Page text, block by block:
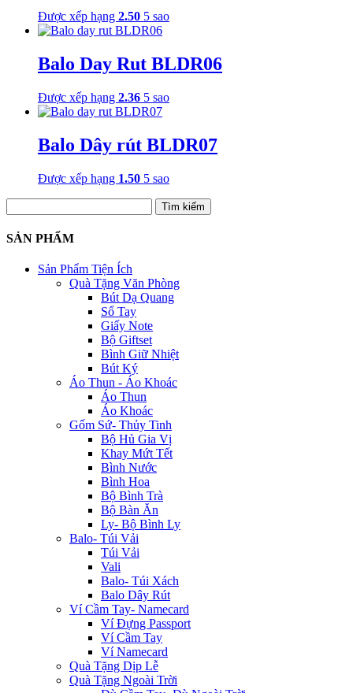
Được xếp hạng 2.50 5 sao
Balo Day Rut BLDR06
Được xếp hạng 2.36 5 sao
Balo Dây rút BLDR07
Được xếp hạng 1.50 5 sao
kiếm
cho:
SẢN PHẨM
Sản Phẩm Tiện Ích
Quà Tặng Văn Phòng
Bút Dạ Quang
Sổ Tay
Giấy Note
Bộ Giftset
Bình Giữ Nhiệt
Bút Ký
Áo Thun - Áo Khoác
Áo Thun
Áo Khoác
Gốm Sứ- Thủy Tinh
Bộ Hủ Gia Vị
Khay Mứt Tết
Bình Nước
Bình Hoa
Bộ Bình Trà
Bộ Bàn Ăn
Ly- Bộ Bình Ly
Balo- Túi Vải
Túi Vải
Vali
Balo- Túi Xách
Balo Dây Rút
Ví Cầm Tay- Namecard
Ví Đựng Passport
Ví Cầm Tay
Ví Namecard
Quà Tặng Dịp Lễ
Quà Tặng Ngoài Trời